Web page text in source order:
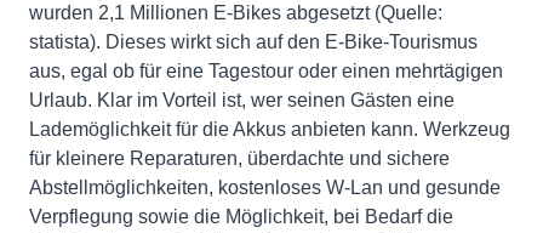
wurden 2,1 Millionen E-Bikes abgesetzt (Quelle:
statista). Dieses wirkt sich auf den E-Bike-Tourismus
aus, egal ob für eine Tagestour oder einen mehrtägigen
Urlaub. Klar im Vorteil ist, wer seinen Gästen eine
Lademöglichkeit für die Akkus anbieten kann. Werkzeug
für kleinere Reparaturen, überdachte und sichere
Abstellmöglichkeiten, kostenloses W-Lan und gesunde
Verpflegung sowie die Möglichkeit, bei Bedarf die